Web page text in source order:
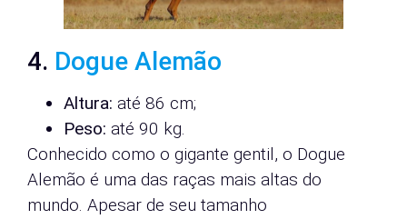
4. Dogue Alemão
Altura: até 86 cm;
Peso: até 90 kg.
Conhecido como o gigante gentil, o Dogue
Alemão é uma das raças mais altas do
mundo. Apesar de seu tamanho